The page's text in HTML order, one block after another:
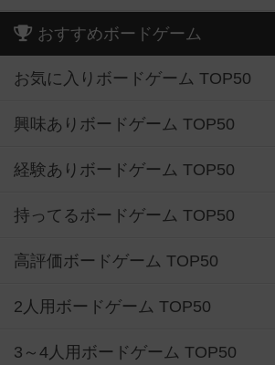
おすすめボードゲーム
お気に入りボードゲーム TOP50
興味ありボードゲーム TOP50
経験ありボードゲーム TOP50
持ってるボードゲーム TOP50
高評価ボードゲーム TOP50
2人用ボードゲーム TOP50
3～4人用ボードゲーム TOP50